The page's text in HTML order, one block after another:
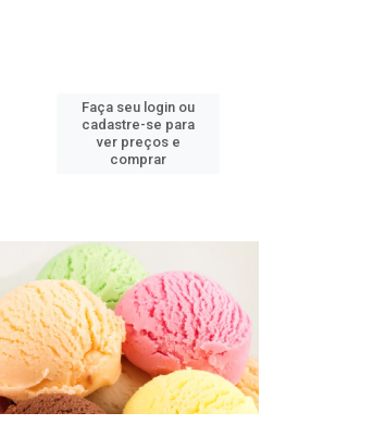
Faça seu login ou
cadastre-se para
ver preços e
comprar